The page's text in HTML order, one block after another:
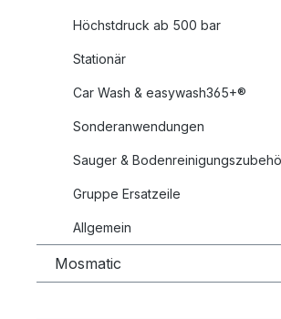
Höchstdruck ab 500 bar
Stationär
Car Wash & easywash365+®
Sonderanwendungen
Sauger &
Gruppe Ersatzeile
Allgemein
Mosmatic